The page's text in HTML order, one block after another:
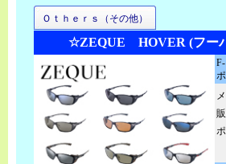
Ｏｔｈｅｒｓ（その他）
☆ZEQUE HOVER (フー